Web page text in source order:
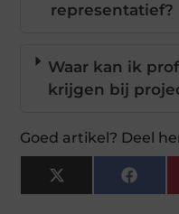
representatief?
Waar kan ik
krijgen bij
Goed artikel? Deel
X
(Twitter)